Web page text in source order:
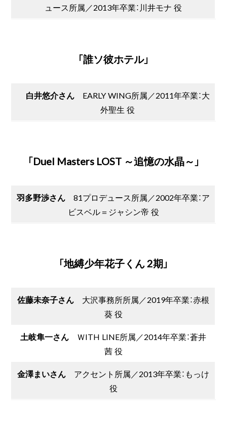
ュース所属／2013年卒業：川井モナ 役
「誰ソ彼ホテル」
白井悠介さんEARLY WING所属／2011年卒業：大
外聖生 役
「Duel Masters LOST ～追憶の水晶～」
羽多野渉さん 81プロデュース所属／2002年卒業：ア
ビスベル＝ジャシン帝 役
「地縛少年花子くん 2期」
佐藤未奈子さん 大沢事務所所属／2019年卒業：赤根
葵 役
土岐隼一さん ＷITH LINE所属／2014年卒業：蒼井
茜 役
金澤まいさん アクセント所属／2013年卒業：もっけ
役